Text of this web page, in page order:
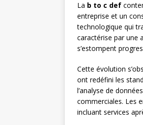
La b to c def
entreprise et un
technologique qui
caractérise par une
s’estompent
Cette évolution
ont redéfini les
l’analyse de
commerciales. Les
incluant services